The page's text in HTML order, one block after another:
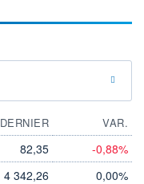
DERNIER
VAR.
82,35 -0,88%
4 342,26 0,00%